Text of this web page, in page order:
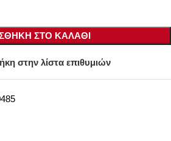
ΣΤΟ ΚΑΛΆΘΙ
στην λίστα επιθυμιών